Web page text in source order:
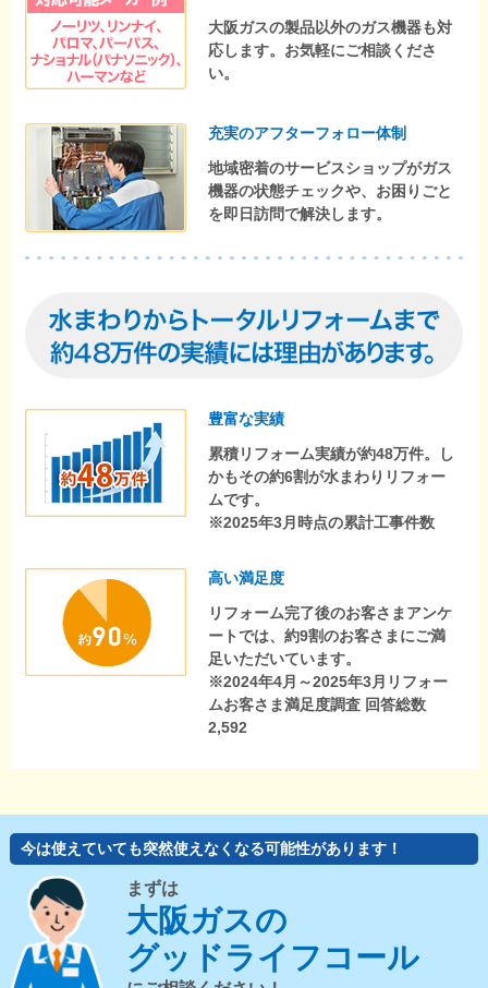
大阪ガスの製品以外のガス機器も対
応します。お気軽にご相談くださ
い。
充実のアフターフォロー体制
地域密着のサービスショップがガス
機器の状態チェックや、お困りごと
を即日訪問で解決します。
豊富な実績
累積リフォーム実績が約48万件。し
かもその約6割が水まわりリフォー
ムです。
※2025年3月時点の累計工事件数
高い満足度
リフォーム完了後のお客さまアンケ
ートでは、約9割のお客さまにご満
足いただいています。
※2024年4月～2025年3月リフォー
ムお客さま満足度調査 回答総数
2,592
今は使えていても突然使えなくなる可能性があります！
まずは
大阪ガスの
グッドライフコール